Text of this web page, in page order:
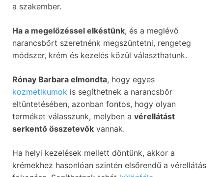
a szakember.
Ha a megelőzéssel elkéstünk, és a meglévő
narancsbőrt szeretnénk megszüntetni, rengeteg
módszer, krém és kezelés közül választhatunk.
Rónay Barbara elmondta, hogy egyes
kozmetikumok is segíthetnek a narancsbőr
eltüntetésében, azonban fontos, hogy olyan
terméket válasszunk, melyben a vérellátást
serkentő összetevők vannak.
Ha helyi kezelések mellett döntünk, akkor a
krémekhez hasonlóan szintén elsőrendű a vérellátás